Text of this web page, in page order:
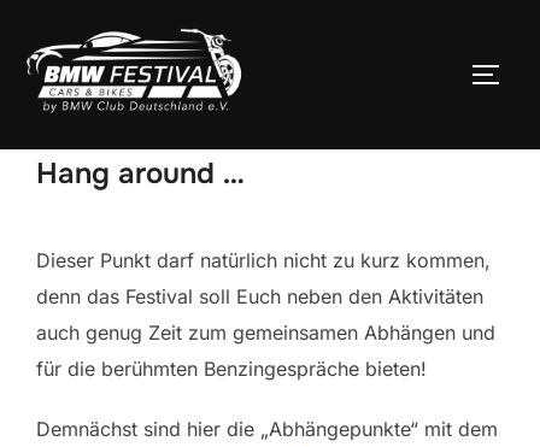
Inhalt
springen
Hang around …
Dieser Punkt darf natürlich nicht zu kurz kommen,
denn das Festival soll Euch neben den Aktivitäten
auch genug Zeit zum gemeinsamen Abhängen und
für die berühmten Benzingespräche bieten!
Demnächst sind hier die „Abhängepunkte“ mit dem